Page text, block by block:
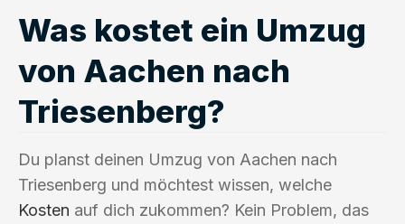
Was kostet ein Umzug
von Aachen nach
Triesenberg?
Du planst deinen Umzug von Aachen nach
Triesenberg und möchtest wissen, welche
Kosten auf dich zukommen? Kein Problem, das